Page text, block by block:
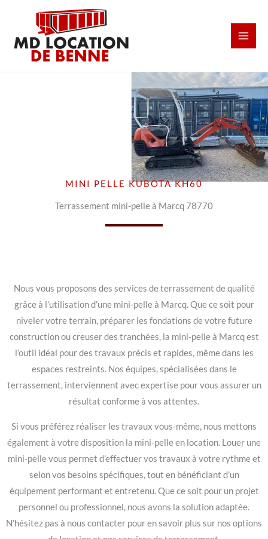
contenu
MINI PELLE KUBOTA KH60
Terrassement mini-pelle à Marcq 78770
Nous vous proposons des services de terrassement de qualité
grâce à l’utilisation d’une mini-pelle à Marcq. Que ce soit pour
niveler votre terrain, préparer les fondations de votre future
construction ou creuser des tranchées, la mini-pelle à Marcq est
l’outil idéal pour des travaux précis et rapides, même dans les
espaces restreints. Nos équipes, spécialisées dans le
terrassement, interviennent avec expertise pour vous assurer un
résultat conforme à vos attentes.
Si vous préférez réaliser les travaux vous-même, nous mettons
également à votre disposition la mini-pelle en location. Louer une
mini-pelle vous permet d’effectuer vos travaux à votre rythme et
selon vos besoins spécifiques, tout en bénéficiant d’un
équipement performant et entretenu. Que ce soit pour un projet
personnel ou professionnel, nous avons la solution adaptée.
N’hésitez pas à nous contacter pour en savoir plus sur nos options